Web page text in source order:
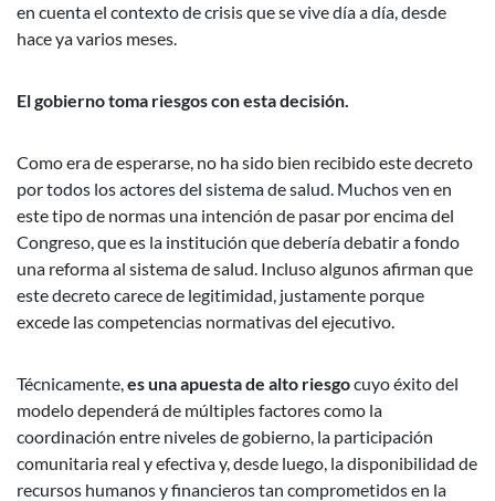
en cuenta el contexto de crisis que se vive día a día, desde
hace ya varios meses.
El gobierno toma riesgos con esta decisión.
Como era de esperarse, no ha sido bien recibido este decreto
por todos los actores del sistema de salud. Muchos ven en
este tipo de normas una intención de pasar por encima del
Congreso, que es la institución que debería debatir a fondo
una reforma al sistema de salud. Incluso algunos afirman que
este decreto carece de legitimidad, justamente porque
excede las competencias normativas del ejecutivo.
Técnicamente,es una apuesta de alto riesgocuyo éxito del
modelo dependerá de múltiples factores como la
coordinación entre niveles de gobierno, la participación
comunitaria real y efectiva y, desde luego, la disponibilidad de
recursos humanos y financieros tan comprometidos en la